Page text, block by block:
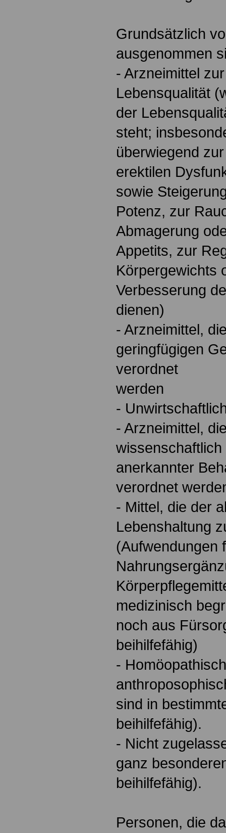
Grundsätzlich
ausgenommen
- Arzneimittel
Lebensqualität
der
steht;
überwiegend
erektilen
sowie
Potenz, zur
Abmagerung
Appetits, zur
Körpergewichts
Verbesserung
dienen)
- Arzneimittel,
geringfügigen
verordnet
werden
-
- Arzneimittel,
anerkannter
verordnet
- Mittel, die der
Lebenshaltung
(Aufwendungen
medizinisch
noch aus
beihilfefähig)
-
sind in
beihilfefähig).
- Nicht
ganz
beihilfefähig).
Personen, die